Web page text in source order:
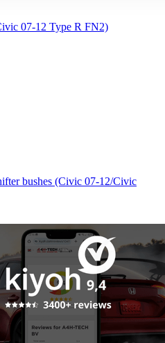
07-12 Type R FN2)
bushes (Civic 07-12/Civic